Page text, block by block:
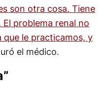
son otra cosa. Tiene
problema renal no
que le practicamos, y
el médico.